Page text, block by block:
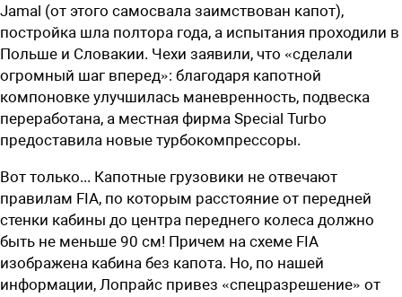
Jamal (от этого самосвала заимствован капот),
постройка шла полтора года, а испытания проходили в
Польше и Словакии. Чехи заявили, что «сделали
огромный шаг вперед»: благодаря капотной
компоновке улучшилась маневренность, подвеска
переработана, а местная фирма Special Turbo
предоставила новые турбокомпрессоры.
Вот только... Капотные грузовики не отвечают
правилам FIA, по которым расстояние от передней
стенки кабины до центра переднего колеса должно
быть не меньше 90 см! Причем на схеме FIA
изображена кабина без капота. Но, по нашей
информации, Лопрайс привез «спецразрешение» от